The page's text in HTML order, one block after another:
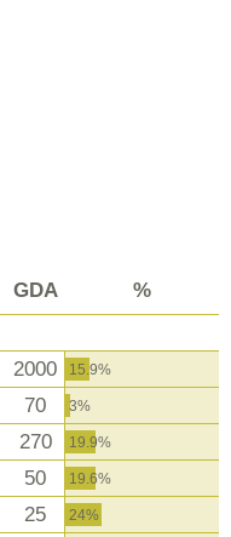
GDA
%
2000 15.9%
70 3%
270 19.9%
50 19.6%
25 24%